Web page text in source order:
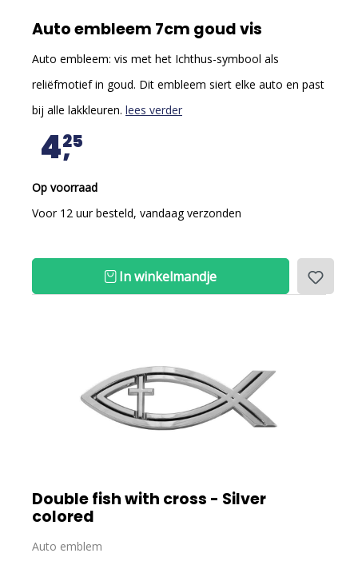
Auto embleem 7cm goud vis
Auto embleem: vis met het Ichthus-symbool als
reliëfmotief in goud. Dit embleem siert elke auto en past
bij alle lakkleuren. lees verder
425
Op voorraad
Voor 12 uur besteld, vandaag verzonden
In winkelmandje
Double fish with cross - Silver
colored
Auto emblem